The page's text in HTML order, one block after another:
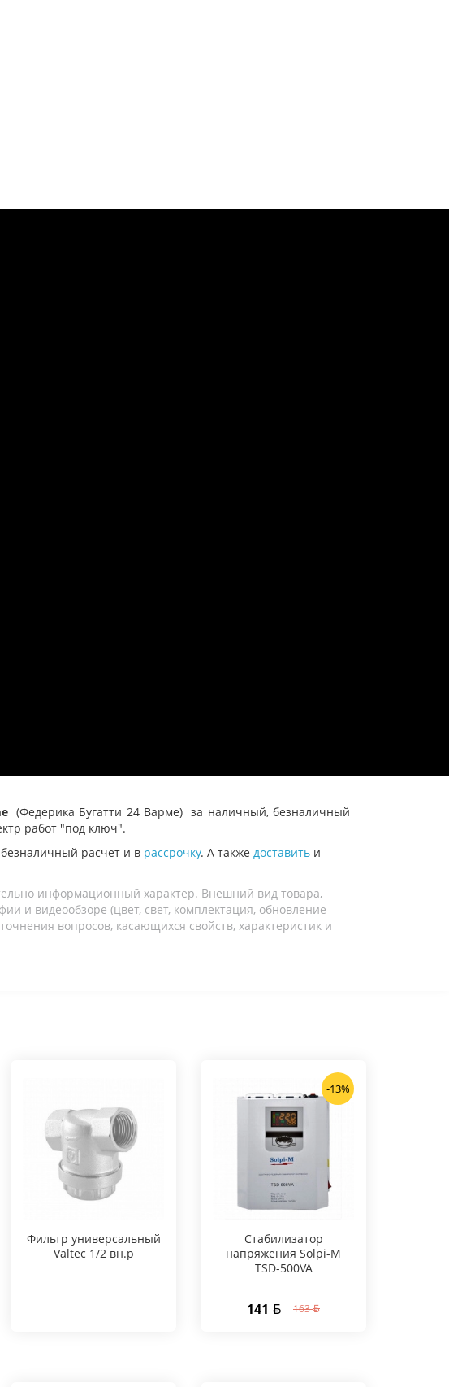
(Федерика Бугатти 24 Варме) за наличный, безналичный
работ "под ключ".
расчет и в рассрочку. А также доставить и
информационный характер. Внешний вид товара,
и видеообзоре (цвет, свет, комплектация, обновление
вопросов, касающихся свойств, характеристик и
Фильтр универсальный
Valtec 1/2 вн.р
-13%
Стабилизатор
напряжения Solpi-M
TSD-500VA
141 163